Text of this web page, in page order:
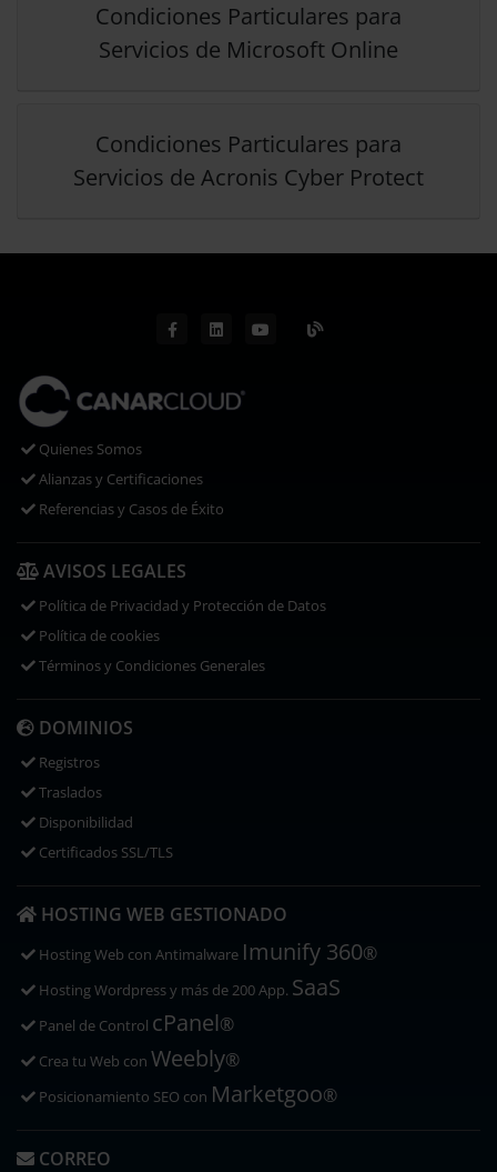
Condiciones Particulares para
Servicios de Microsoft Online
Condiciones Particulares para
Servicios de Acronis Cyber Protect
Quienes Somos
Alianzas y Certificaciones
Referencias y Casos de Éxito
AVISOS LEGALES
Política de Privacidad y Protección de Datos
Política de cookies
Términos y Condiciones Generales
DOMINIOS
Registros
Traslados
Disponibilidad
Certificados SSL/TLS
HOSTING WEB GESTIONADO
Hosting Web con Antimalware Imunify 360®
Hosting Wordpress y más de 200 App. SaaS
Panel de Control cPanel®
Crea tu Web con Weebly®
Posicionamiento SEO con Marketgoo®
CORREO